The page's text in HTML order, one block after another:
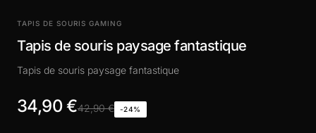
TAPIS DE SOURIS GAMING
Tapis de souris paysage fantastique
Tapis de souris paysage fantastique
34,90 €42,90 € -24%